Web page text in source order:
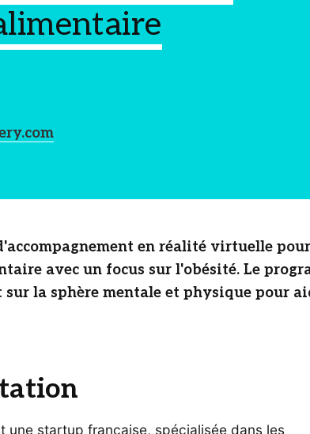
en réalité virtuelle
avec un focus sur l'obésité. Le
la sphère mentale et physique pour
une startup française, spécialisée dans les